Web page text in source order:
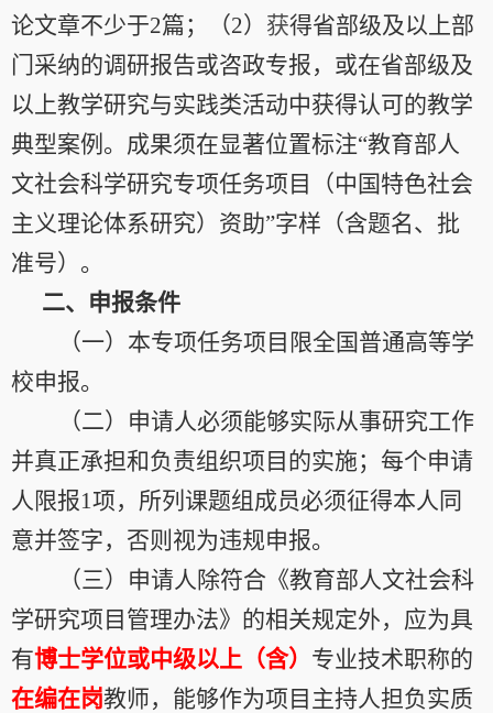
论文章不少于2篇；（2） 获得省部级及以上部
门采纳的调研报告或咨政专报，或在省部级及
以上教学研究与实践类活动中获得认可的教学
典型案例。成果须在显著位置标注“教育部人
文社会科学研究专项任务项目（中国特色社会
主义理论体系研究）资助”字样（含题名、批
准号）。
二、申报条件
（一）本专项任务项目限全国普通高等学
校申报。
（二）申请人必须能够实际从事研究工作
并真正承担和负责组织项目的实施；每个申请
人限报1项，所列课题组成员必须征得本人同
意并签字，否则视为违规申报。
（三）申请人除符合《教育部人文社会科
学研究项目管理办法》的相关规定外，应为具
有博士学位或中级以上（含） 专业技术职称的
在编在岗教师，能够作为项目主持人担负实质